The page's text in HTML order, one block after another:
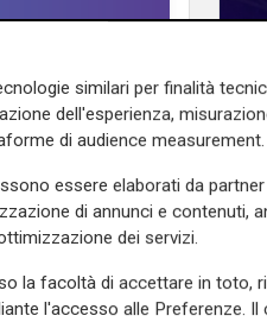
Pasquarelli ha
Interporto Verona
Sommariva:
similari per finalità
dell'esperienza,
di audience measurement.
essere elaborati da
di annunci e contenuti,
dei servizi.
la facoltà di accettare in toto,
l'accesso alle Preferenze.